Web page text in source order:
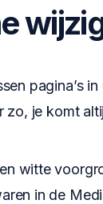
pagina’s
zo, je komt
witte
in de